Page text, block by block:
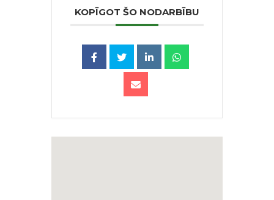
KOPĪGOT ŠO NODARBĪBU